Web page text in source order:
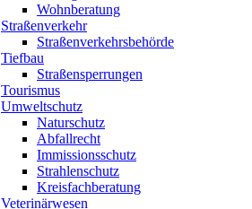
Wohnberatung
Straßenverkehr
Straßenverkehrsbehörde
Tiefbau
Straßensperrungen
Tourismus
Umweltschutz
Naturschutz
Abfallrecht
Immissionsschutz
Strahlenschutz
Kreisfachberatung
Veterinärwesen